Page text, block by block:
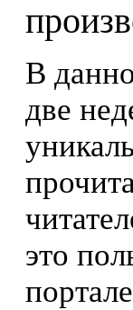
В
две
это